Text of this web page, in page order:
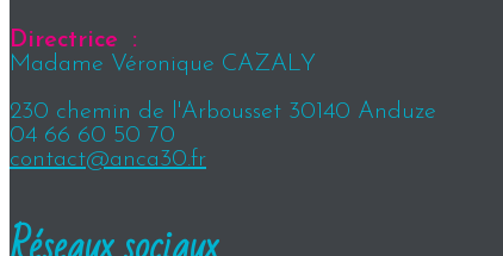
Directrice :
Madame Véronique CAZALY
230 chemin de l'Arbousset 30140 Anduze
04 66 60 50 70
contact@anca30.fr